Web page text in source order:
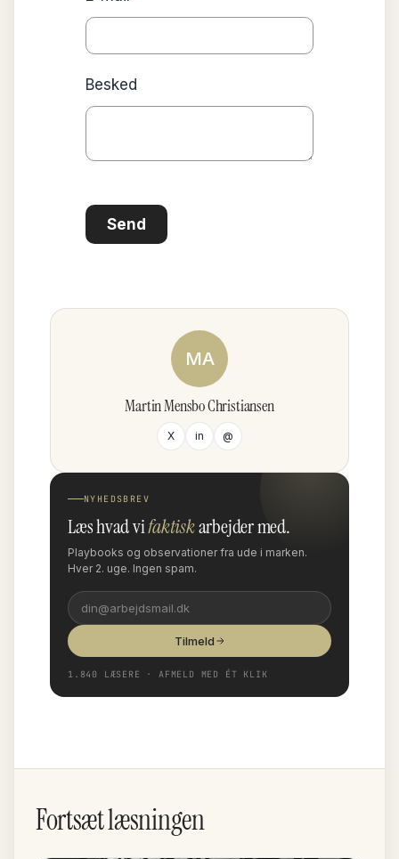
Besked
Send
MA
Martin Mensbo Christiansen
X in @
NYHEDSBREV
Læs hvad vifaktiskarbejder med.
Playbooks og observationer fra ude i marken.
Hver 2. uge. Ingen spam.
Tilmeld
1.840 LÆSERE · AFMELD MED ÉT KLIK
Fortsæt læsningen